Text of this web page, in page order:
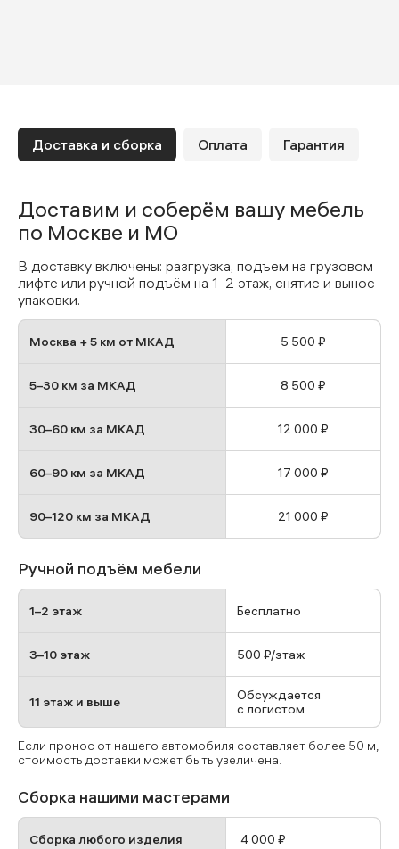
Доставка и сборка Оплата Гарантия
Доставим и соберём вашу мебель
по Москве и МО
В доставку включены: разгрузка, подъем на грузовом
лифте или ручной подъём на 1–2 этаж, снятие и вынос
упаковки.
Москва + 5 км от МКАД
5–30 км за МКАД
30–60 км за МКАД
60–90 км за МКАД
90–120 км за МКАД
5 500 ₽
8 500 ₽
12 000 ₽
17 000 ₽
21 000 ₽
Ручной подъём мебели
1–2 этаж
3–10 этаж
11 этаж и выше
Бесплатно
500 ₽/этаж
Обсуждается
с логистом
Если пронос от нашего автомобиля составляет более 50 м,
стоимость доставки может быть увеличена.
Сборка нашими мастерами
Сборка любого изделия 4 000 ₽